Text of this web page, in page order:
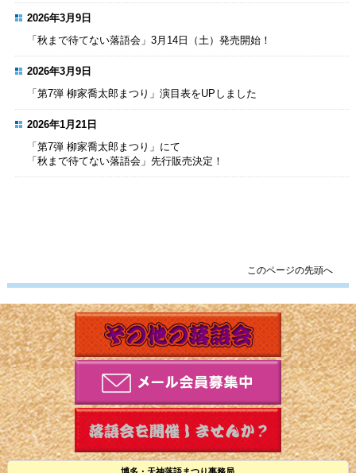
2026年3月9日
「秋まで待てない落語会」3月14日（土）発売開始！
2026年3月9日
「第7弾 柳家喬太郎まつり」演目表をUPしました
2026年1月21日
「第7弾 柳家喬太郎まつり」にて
「秋まで待てない落語会」先行販売決定！
このページの先頭へ